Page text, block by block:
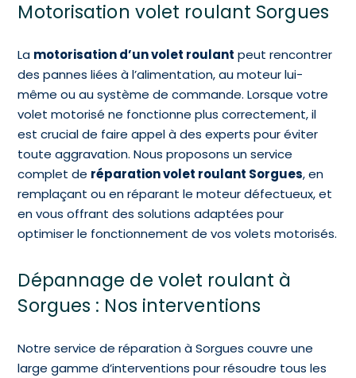
Motorisation volet roulant Sorgues
La motorisation d’un volet roulant peut rencontrer
des pannes liées à l’alimentation, au moteur lui-
même ou au système de commande. Lorsque votre
volet motorisé ne fonctionne plus correctement, il
est crucial de faire appel à des experts pour éviter
toute aggravation. Nous proposons un service
complet de réparation volet roulant Sorgues, en
remplaçant ou en réparant le moteur défectueux, et
en vous offrant des solutions adaptées pour
optimiser le fonctionnement de vos volets motorisés.
Dépannage de volet roulant à
Sorgues : Nos interventions
Notre service de réparation à Sorgues couvre une
large gamme d’interventions pour résoudre tous les